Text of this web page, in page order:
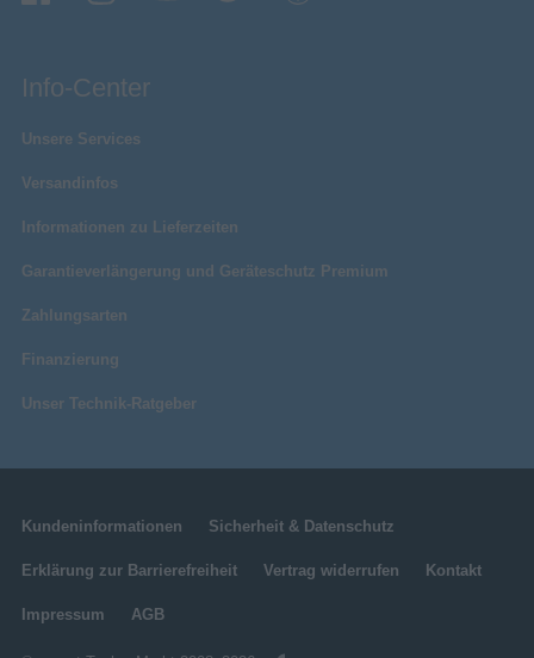
Info-Center
Unsere Services
Versandinfos
Informationen zu Lieferzeiten
Garantieverlängerung und Geräteschutz Premium
Zahlungsarten
Finanzierung
Unser Technik-Ratgeber
Kundeninformationen Sicherheit & Datenschutz
Erklärung zur Barrierefreiheit Vertrag widerrufen Kontakt
Impressum AGB